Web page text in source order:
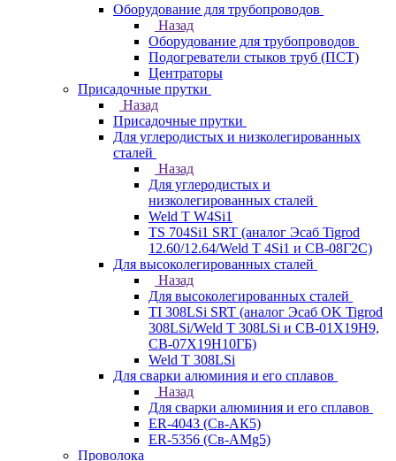
Оборудование для трубопроводов
Назад
Оборудование для трубопроводов
Подогреватели стыков труб (ПСТ)
Центраторы
Присадочные прутки
Назад
Присадочные прутки
Для углеродистых и низколегированных
сталей
Назад
Для углеродистых и
низколегированных сталей
Weld T W4Si1
TS 704Si1 SRT (аналог Эсаб Tigrod
12.60/12.64/Weld T 4Si1 и СВ-08Г2С)
Для высоколегированных сталей
Назад
Для высоколегированных сталей
TI 308LSi SRT (аналог Эсаб OK Tigrod
308LSi/Weld T 308LSi и СВ-01Х19Н9,
СВ-07Х19Н10ГБ)
Weld T 308LSi
Для сварки алюминия и его сплавов
Назад
Для сварки алюминия и его сплавов
ER-4043 (Св-АК5)
ER-5356 (Св-АМg5)
Проволока